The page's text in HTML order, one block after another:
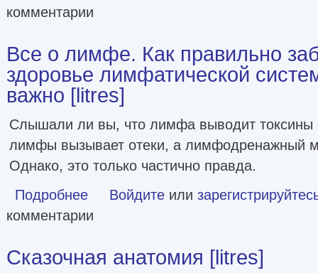
комментарии
Все о лимфе. Как правильно
здоровье лимфатической
важно [litres]
Слышали ли вы, что лимфа выводит токсины
лимфы вызывает отеки, а лимфодренажный
Однако, это только частично правда.
Подробнее о Все о лимфе. Как правильно заботиться о здоровье
Войдите или
комментарии
Сказочная анатомия [litres]